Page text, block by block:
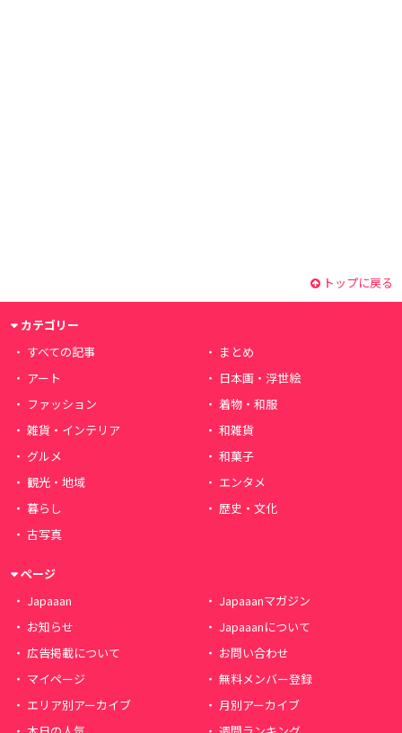
トップに戻る
カテゴリー
すべての記事
まとめ
アート
日本画・浮世絵
ファッション
着物・和服
雑貨・インテリア
和雑貨
グルメ
和菓子
観光・地域
エンタメ
暮らし
歴史・文化
古写真
ページ
Japaaan
Japaaanマガジン
お知らせ
Japaaanについて
広告掲載について
お問い合わせ
マイページ
無料メンバー登録
エリア別アーカイブ
月別アーカイブ